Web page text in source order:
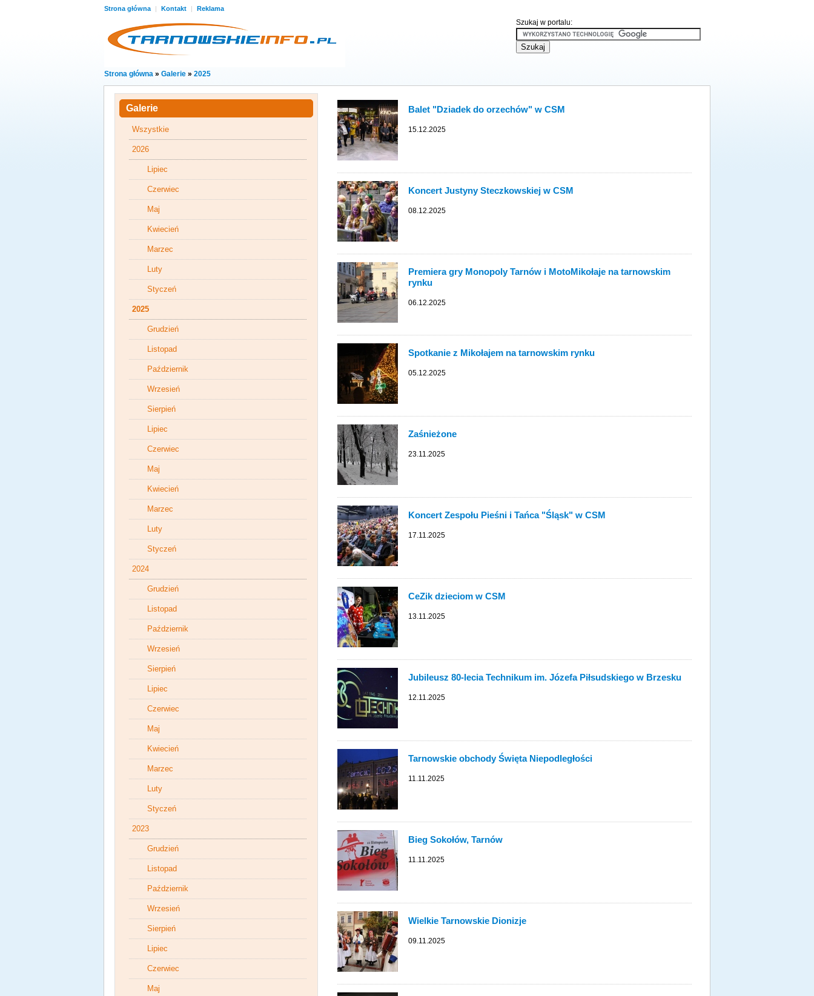
Strona główna | Kontakt | Reklama
Szukaj w portalu:
Strona główna » Galerie » 2025
Balet "Dziadek do orzechów" w CSM
15.12.2025
Koncert Justyny Steczkowskiej w CSM
08.12.2025
Premiera gry Monopoly Tarnów i MotoMikołaje na tarnowskim
rynku
06.12.2025
Spotkanie z Mikołajem na tarnowskim rynku
05.12.2025
Zaśnieżone
23.11.2025
Koncert Zespołu Pieśni i Tańca "Śląsk" w CSM
17.11.2025
CeZik dzieciom w CSM
13.11.2025
Jubileusz 80-lecia Technikum im. Józefa Piłsudskiego w Brzesku
12.11.2025
Tarnowskie obchody Święta Niepodległości
11.11.2025
Bieg Sokołów, Tarnów
11.11.2025
Wielkie Tarnowskie Dionizje
09.11.2025
Galerie
Wszystkie
2026
Lipiec
Czerwiec
Maj
Kwiecień
Marzec
Luty
Styczeń
2025
Grudzień
Listopad
Październik
Wrzesień
Sierpień
Lipiec
Czerwiec
Maj
Kwiecień
Marzec
Luty
Styczeń
2024
Grudzień
Listopad
Październik
Wrzesień
Sierpień
Lipiec
Czerwiec
Maj
Kwiecień
Marzec
Luty
Styczeń
2023
Grudzień
Listopad
Październik
Wrzesień
Sierpień
Lipiec
Czerwiec
Maj